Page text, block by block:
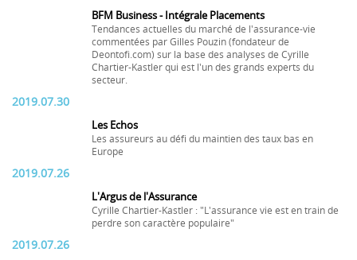
BFM Business - Intégrale Placements
Tendances actuelles du marché de l'assurance-vie
commentées par Gilles Pouzin (fondateur de
Deontofi.com) sur la base des analyses de Cyrille
Chartier-Kastler qui est l'un des grands experts du
secteur.
2019.07.30
Les Echos
Les assureurs au défi du maintien des taux bas en
Europe
2019.07.26
L'Argus de l'Assurance
Cyrille Chartier-Kastler : "L'assurance vie est en train de
perdre son caractère populaire"
2019.07.26